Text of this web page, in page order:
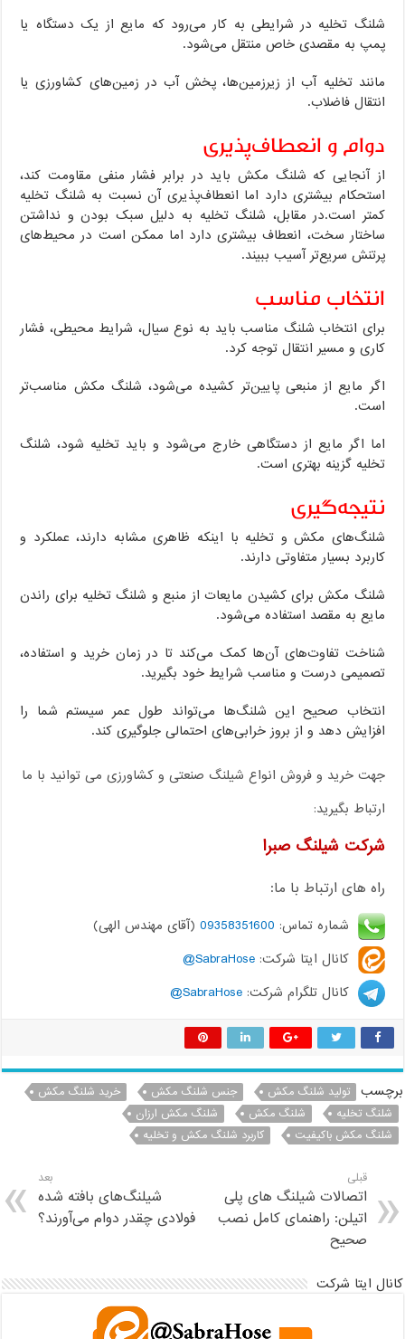
شلنگ تخلیه در شرایطی به کار می‌رود که مایع از یک دستگاه یا
پمپ به مقصدی خاص منتقل می‌شود.
مانند تخلیه آب از زیرزمین‌ها، پخش آب در زمین‌های کشاورزی یا
انتقال فاضلاب.
دوام و انعطاف‌پذیری
از آنجایی که شلنگ مکش باید در برابر فشار منفی مقاومت کند،
استحکام بیشتری دارد اما انعطاف‌پذیری آن نسبت به شلنگ تخلیه
کمتر است.در مقابل، شلنگ تخلیه به دلیل سبک بودن و نداشتن
ساختار سخت، انعطاف بیشتری دارد اما ممکن است در محیط‌های
پرتنش سریع‌تر آسیب ببیند.
انتخاب مناسب
برای انتخاب شلنگ مناسب باید به نوع سیال، شرایط محیطی، فشار
کاری و مسیر انتقال توجه کرد.
اگر مایع از منبعی پایین‌تر کشیده می‌شود، شلنگ مکش مناسب‌تر
است.
اما اگر مایع از دستگاهی خارج می‌شود و باید تخلیه شود، شلنگ
تخلیه گزینه بهتری است.
نتیجه‌گیری
شلنگ‌های مکش و تخلیه با اینکه ظاهری مشابه دارند، عملکرد و
کاربرد بسیار متفاوتی دارند.
شلنگ مکش برای کشیدن مایعات از منبع و شلنگ تخلیه برای راندن
مایع به مقصد استفاده می‌شود.
شناخت تفاوت‌های آن‌ها کمک می‌کند تا در زمان خرید و استفاده،
تصمیمی درست و مناسب شرایط خود بگیرید.
انتخاب صحیح این شلنگ‌ها می‌تواند طول عمر سیستم شما را
افزایش دهد و از بروز خرابی‌های احتمالی جلوگیری کند.
جهت خرید و فروش انواع شیلنگ صنعتی و کشاورزی می توانید با ما
ارتباط بگیرید:
شرکت شیلنگ صبرا
راه های ارتباط با ما:
شماره تماس: 09358351600(آقای مهندس الهی)
کانال ایتا شرکت:SabraHose@
کانال تلگرام شرکت:SabraHose@
تولید شلنگ مکش جنس شلنگ مکش
خرید شلنگ مکش
شلنگ تخلیه
شلنگ مکش
شلنگ مکش ارزان
شلنگ مکش باکیفیت
کاربرد شلنگ مکش و تخلیه
قبلی
اتصالات شیلنگ های پلی
اتیلن: راهنمای کامل نصب
صحیح
بعد
شیلنگ‌های بافته شده
فولادی چقدر دوام می‌آورند؟
ایتا شرکت